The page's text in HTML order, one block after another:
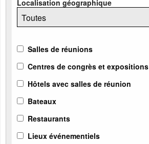
Localisation géographique
Salles de réunions
Centres de congrès et expositions
Hôtels avec salles de réunion
Bateaux
Restaurants
Lieux événementiels